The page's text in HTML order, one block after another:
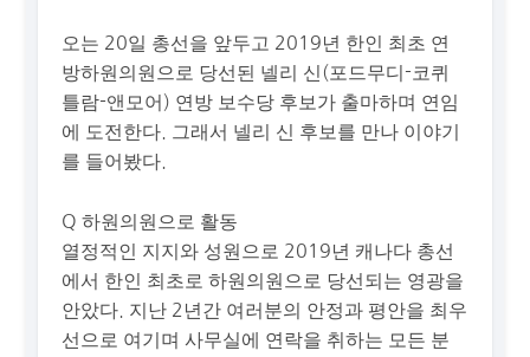
오는 20일 총선을 앞두고 2019년 한인 최초 연
방하원의원으로 당선된 넬리 신(포드무디-코퀴
틀람-앤모어) 연방 보수당 후보가 출마하며 연임
에 도전한다. 그래서 넬리 신 후보를 만나 이야기
를 들어봤다.
Q 하원의원으로 활동
열정적인 지지와 성원으로 2019년 캐나다 총선
에서 한인 최초로 하원의원으로 당선되는 영광을
안았다. 지난 2년간 여러분의 안정과 평안을 최우
선으로 여기며 사무실에 연락을 취하는 모든 분